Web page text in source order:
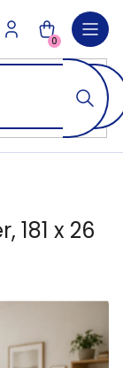
NÁKUPNÍ
KOŠÍK
0
x 26